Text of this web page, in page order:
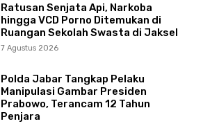
Ratusan Senjata Api, Narkoba
hingga VCD Porno Ditemukan di
Ruangan Sekolah Swasta di Jaksel
7 Agustus 2026
Polda Jabar Tangkap Pelaku
Manipulasi Gambar Presiden
Prabowo, Terancam 12 Tahun
Penjara